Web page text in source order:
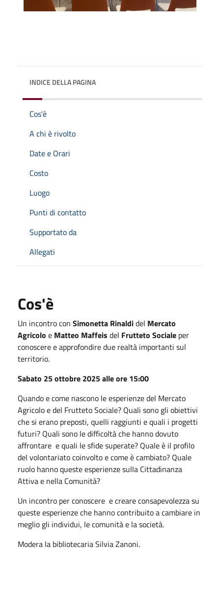
INDICE DELLA PAGINA
Cos'è
A chi è rivolto
Date e Orari
Costo
Luogo
Punti di contatto
Supportato da
Allegati
Cos'è
Un incontro con Simonetta Rinaldidel Mercato
Agricolo e Matteo Maffeis del Frutteto Sociale per
conoscere e approfondire due realtà importanti sul
territorio.
Sabato 25 ottobre 2025 alle ore 15:00
Quando e come nascono le esperienze del Mercato
Agricolo e del Frutteto Sociale? Quali sono gli obiettivi
che si erano preposti, quelli raggiunti e quali i progetti
futuri? Quali sono le difficoltà che hanno dovuto
affrontare e quali le sfide superate? Quale è il profilo
del volontariato coinvolto e come è cambiato? Quale
ruolo hanno queste esperienze sulla Cittadinanza
Attiva e nella Comunità?
Un incontro per conoscere e creare consapevolezza su
queste esperienze che hanno contribuito a cambiare in
meglio gli individui, le comunità e la società.
Modera la bibliotecaria Silvia Zanoni.